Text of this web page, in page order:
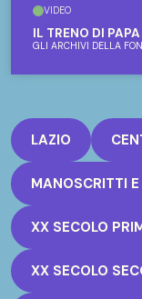
VIDEO
IL TRENO DI
GLI ARCHIVI DELLA
LAZIO
MANOSCRITTI
XX SECOLO
XX SECOLO